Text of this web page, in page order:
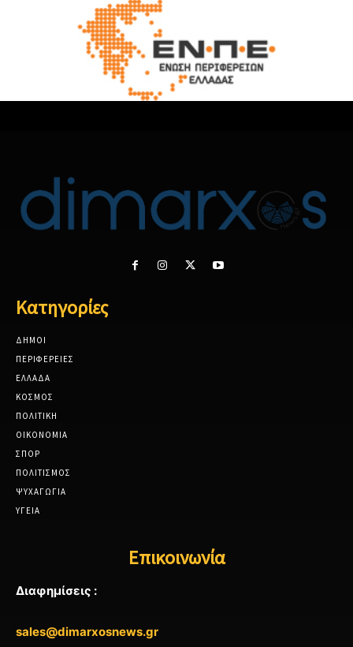
Κατηγορίες
ΔΗΜΟΙ
ΠΕΡΙΦΕΡΕΙΕΣ
ΕΛΛΑΔΑ
ΚΟΣΜΟΣ
ΠΟΛΙΤΙΚΗ
ΟΙΚΟΝΟΜΙΑ
ΣΠΟΡ
ΠΟΛΙΤΙΣΜΟΣ
ΨΥΧΑΓΩΓΙΑ
ΥΓΕΙΑ
Επικοινωνία
Διαφημίσεις :
sales@dimarxosnews.gr